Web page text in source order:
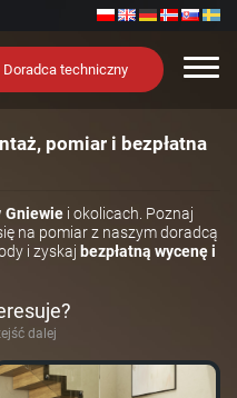
Doradca techniczny
pomiar i bezpłatna
Gniewie i okolicach. Poznaj
na pomiar z naszym doradcą
i zyskaj bezpłatną wycenę i
dalej